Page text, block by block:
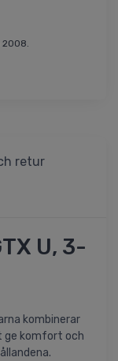
retur
U, 3-
kombinerar
ge komfort och